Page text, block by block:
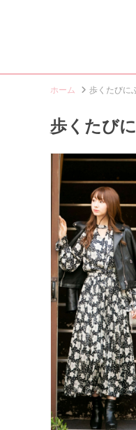
ホーム 歩くたびに
歩くたび